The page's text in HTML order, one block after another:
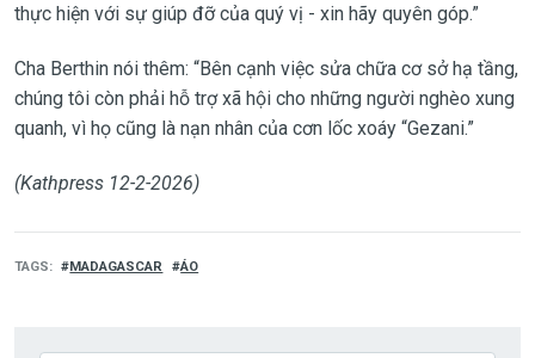
thực hiện với sự giúp đỡ của quý vị - xin hãy quyên góp.”
Cha Berthin nói thêm: “Bên cạnh việc sửa chữa cơ sở hạ tầng,
chúng tôi còn phải hỗ trợ xã hội cho những người nghèo xung
quanh, vì họ cũng là nạn nhân của cơn lốc xoáy “Gezani.”
(Kathpress 12-2-2026)
TAGS MADAGASCAR ÁO